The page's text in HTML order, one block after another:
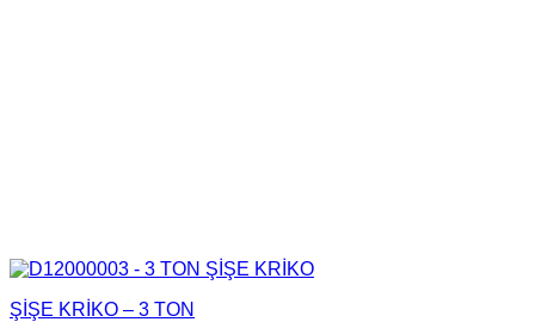
ŞİŞE KRİKO – 3 TON